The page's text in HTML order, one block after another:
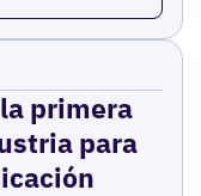
primera
para